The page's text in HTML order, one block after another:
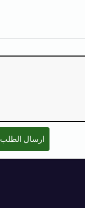
ارسال الطلب